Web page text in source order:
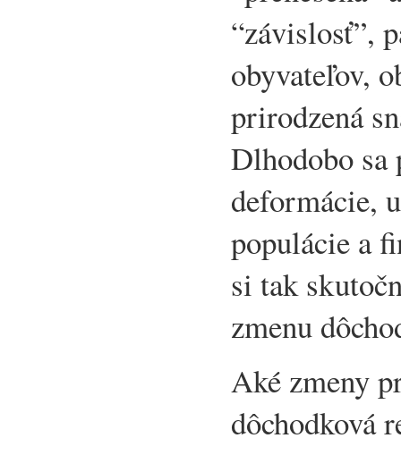
“závislosť”,
obyvateľov,
prirodzená
Dlhodobo sa
deformácie,
populácie a
si tak
zmenu
Aké zmeny
dôchodková